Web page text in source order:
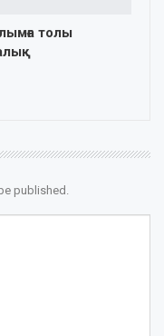
толы
published.